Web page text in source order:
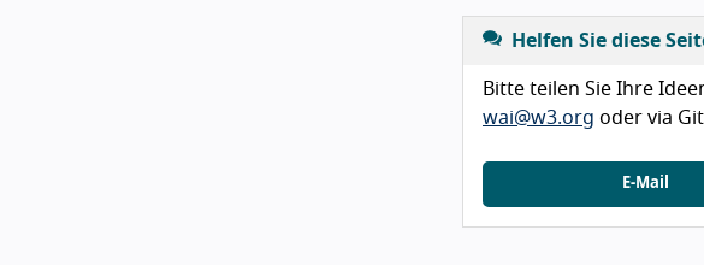
Helfen Sie diese
Bitte teilen Sie Ihre
wai@w3.org oder via
E-Mail